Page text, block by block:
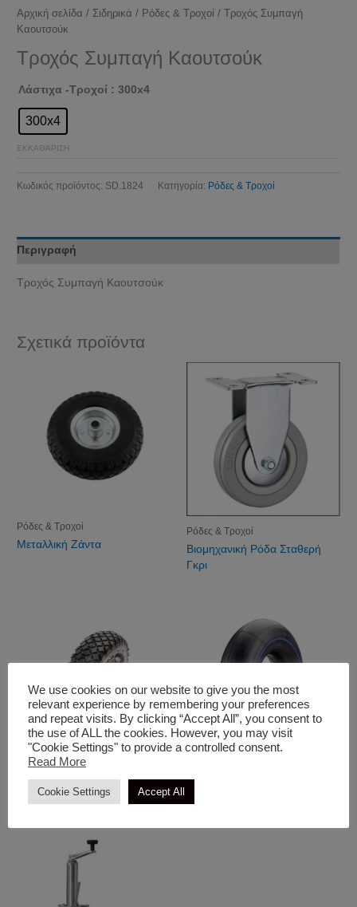
Αρχική σελίδα / Σιδηρικά / Ρόδες & Τροχοί / Τροχός Συμπαγή
Καουτσούκ
Τροχός Συμπαγή Καουτσούκ
Λάστιχα -Τροχοί : 300x4
300x4
ΕΚΚΑΘΆΡΙΣΗ
Κωδικός προϊόντος: SD.1824 Κατηγορία: Ρόδες & Τροχοί
Περιγραφή
Τροχός Συμπαγή Καουτσούκ
Σχετικά προϊόντα
Ρόδες & Τροχοί
Μεταλλική Ζάντα
Ρόδες & Τροχοί
Βιομηχανική Ρόδα Σταθερή
Γκρι
Λάστιχο
We use cookies on our website to give you the most
relevant experience by remembering your preferences
and repeat visits. By clicking “Accept All”, you consent to
the use of ALL the cookies. However, you may visit
"Cookie Settings" to provide a controlled consent.
Read More
Cookie Settings Accept All